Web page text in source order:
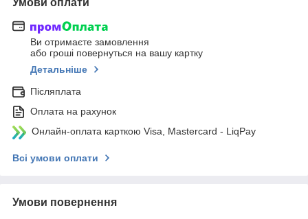
Ви отримаєте замовлення
або гроші повернуться на вашу картку
Детальніше
Післяплата
Оплата на рахунок
Онлайн-оплата карткою Visa, Mastercard - LiqPay
Всі умови оплати
Умови повернення